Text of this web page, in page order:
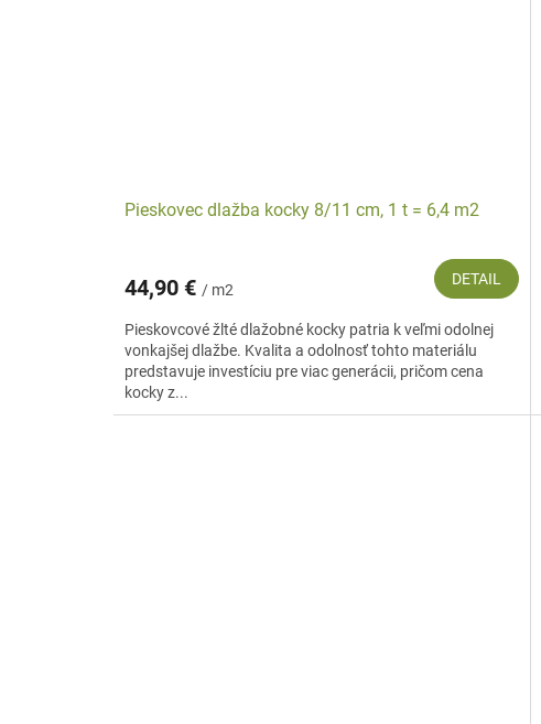
Pieskovec dlažba kocky 8/11 cm, 1 t = 6,4 m2
44,90 € / m2
DETAIL
Pieskovcové žlté dlažobné kocky patria k veľmi odolnej
vonkajšej dlažbe. Kvalita a odolnosť tohto materiálu
predstavuje investíciu pre viac generácii, pričom cena
kocky z...